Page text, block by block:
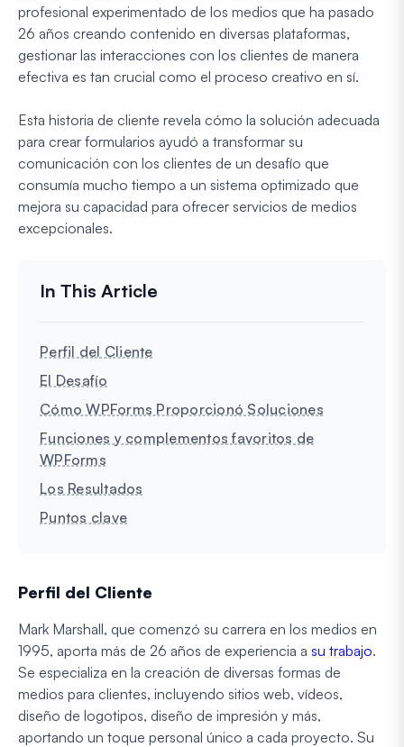
profesional experimentado de los medios que ha pasado
26 años creando contenido en diversas plataformas,
gestionar las interacciones con los clientes de manera
efectiva es tan crucial como el proceso creativo en sí.
Esta historia de cliente revela cómo la solución adecuada
para crear formularios ayudó a transformar su
comunicación con los clientes de un desafío que
consumía mucho tiempo a un sistema optimizado que
mejora su capacidad para ofrecer servicios de medios
excepcionales.
Perfil del Cliente
El Desafío
Cómo WPForms Proporcionó Soluciones
Funciones y complementos favoritos de
WPForms
Los Resultados
Puntos clave
Perfil del Cliente
Mark Marshall, que comenzó su carrera en los medios en
1995, aporta más de 26 años de experiencia a su trabajo.
Se especializa en la creación de diversas formas de
medios para clientes, incluyendo sitios web, vídeos,
diseño de logotipos, diseño de impresión y más,
aportando un toque personal único a cada proyecto. Su